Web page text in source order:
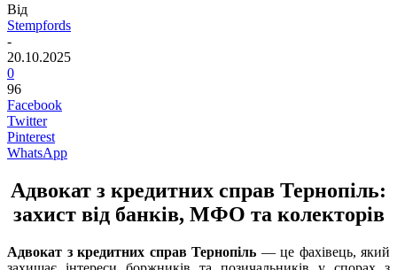
Від
Stempfords
-
20.10.2025
0
96
Facebook
Twitter
Pinterest
WhatsApp
Адвокат з кредитних справ Тернопіль:
захист від банків, МФО та колекторів
Адвокат з кредитних справ Тернопіль — це фахівець, який